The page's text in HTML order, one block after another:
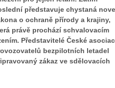
představuje chystaná
o ochraně přírody a krajiny,
právě prochází schvalovacím
Představitelé České
bezpilotních letadel
zákaz ve sdělovacích